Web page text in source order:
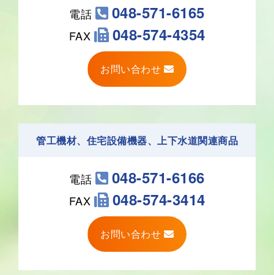
電話 048-571-6165
FAX 048-574-4354
お問い合わせ
管工機材、住宅設備機器、上下水道関連商品
電話 048-571-6166
FAX 048-574-3414
お問い合わせ